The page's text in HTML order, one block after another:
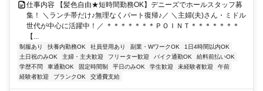
仕事内容 【髪色自由★短時間勤務OK】デニーズでホールスタッフ募
集！ ＼ランチ帯だけ♪無理なくパート復帰♪／ ＼主婦(夫)さん・ミドル
世代が中心に活躍中！／ ＊＊＊＊＊＊＊ＰＯＩＮＴ＊＊＊＊＊＊＊
【...
制服あり 扶養内勤務OK 社員登用あり 副業・WワークOK
1日4時間以内OK
土日祝のみOK
主婦・主夫歓迎 フリーター歓迎 バイク通勤OK
給料前払いOK
学歴不問
車通勤OK 固定時間制 平日のみOK 学生歓迎 未経験者歓迎
午前
経験者歓迎
ブランクOK 交通費支給